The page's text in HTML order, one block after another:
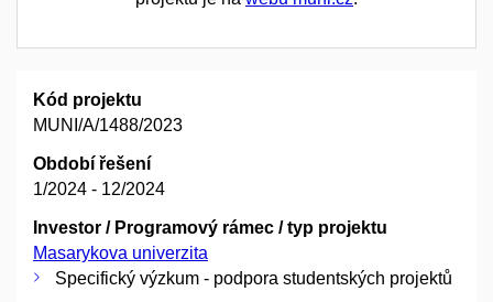
Kód projektu
MUNI/A/1488/2023
Období řešení
1/2024 - 12/2024
Investor / Programový rámec / typ projektu
Masarykova univerzita
Specifický výzkum - podpora studentských projektů